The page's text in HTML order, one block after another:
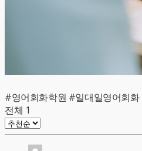
#영어회화학원 #일대일영어회
전체 1